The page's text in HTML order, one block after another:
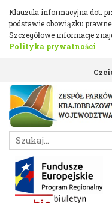
Uchwały
w
sprawie
parków
do
głównej
treści
Klauzula informacyjna dot.
podstawie obowiązku
Szczegółowe informacje
Polityka prywatności